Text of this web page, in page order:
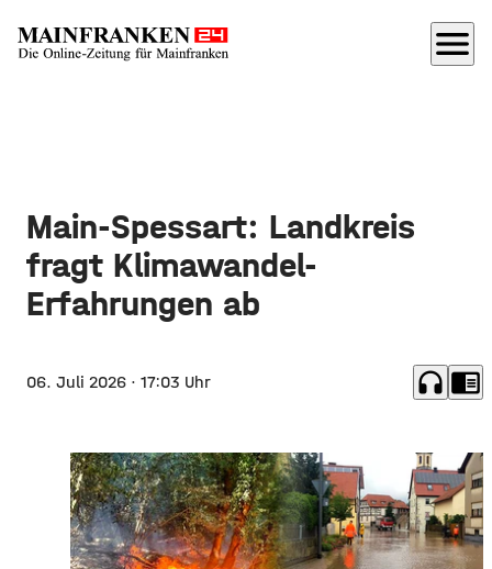
menu
Main-Spessart: Landkreis
fragt Klimawandel-
Erfahrungen ab
06. Juli 2026 · 17:03 Uhr headphones chrome_reader_mode